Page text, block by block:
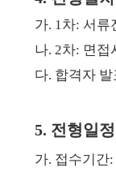
가. 1차: 서류
나. 2차: 면접
다. 합격자
5. 전형일정
가. 접수기간